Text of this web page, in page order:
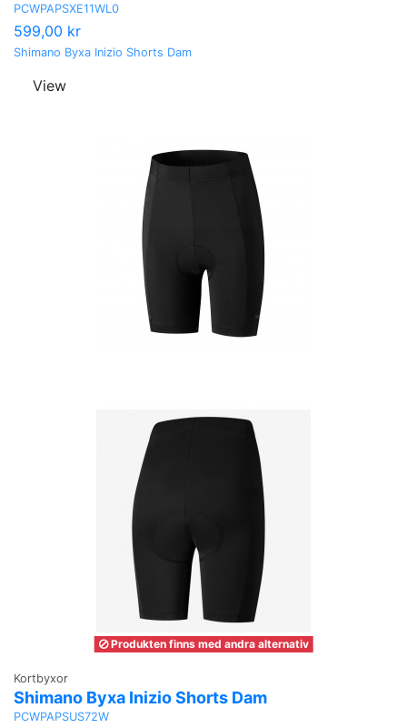
PCWPAPSXE11WL0
599,00 kr
Shimano Byxa Inizio Shorts Dam
View
Produkten finns med andra alternativ
Kortbyxor
Shimano Byxa Inizio Shorts Dam
PCWPAPSUS72W